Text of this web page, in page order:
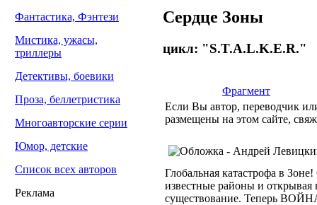
Фантастика, Фэнтези
Мистика, ужасы,
триллеры
Детективы, боевики
Проза, беллетристика
Многоавторские серии
Юмор, детские
Список всех авторов
Реклама
Сердце Зоны
цикл: "S.T.A.L.K.E.R."
Фрагмент
Если Вы автор, переводчик
размещены на этом сайте,
Глобальная катастрофа в
известные районы и
существование. Теперь